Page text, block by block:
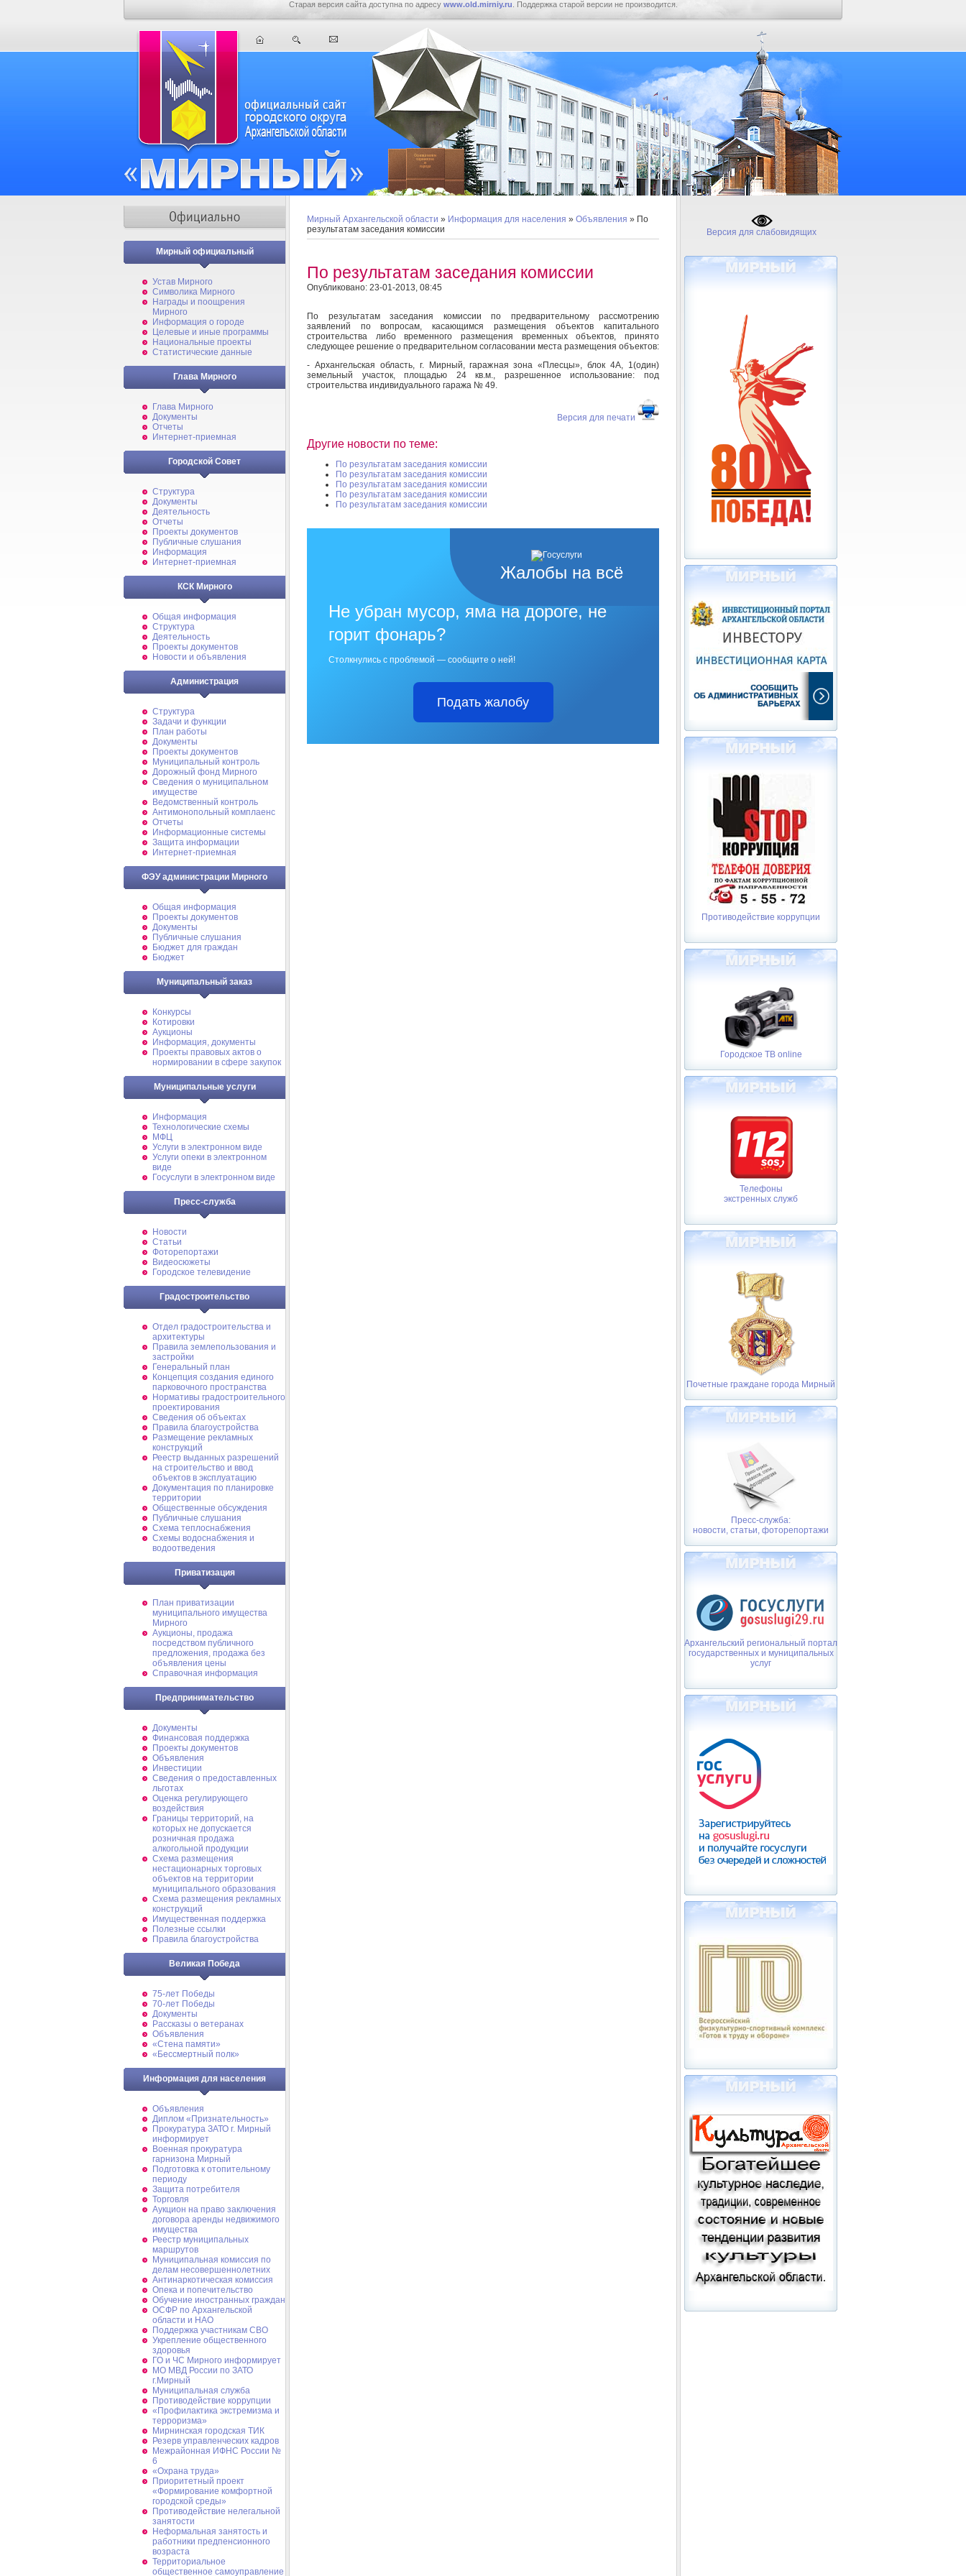
Старая версия сайта доступна по адресу www.old.mirniy.ru . Поддержка старой версии не производится.
Мирный официальный
Устав Мирного
Символика Мирного
Награды и поощрения
Мирного
Информация о городе
Целевые и иные программы
Национальные проекты
Статистические данные
Глава Мирного
Глава Мирного
Документы
Отчеты
Интернет-приемная
Городской Совет
Структура
Документы
Деятельность
Отчеты
Проекты документов
Публичные слушания
Информация
Интернет-приемная
КСК Мирного
Общая информация
Структура
Деятельность
Проекты документов
Новости и объявления
Администрация
Структура
Задачи и функции
План работы
Документы
Проекты документов
Муниципальный контроль
Дорожный фонд Мирного
Cведения о муниципальном
имуществе
Ведомственный контроль
Антимонопольный комплаенс
Отчеты
Информационные системы
Защита информации
Интернет-приемная
ФЭУ администрации Мирного
Общая информация
Проекты документов
Документы
Публичные слушания
Бюджет для граждан
Бюджет
Муниципальный заказ
Конкурсы
Котировки
Аукционы
Информация, документы
Проекты правовых актов о
нормировании в сфере закупок
Муниципальные услуги
Информация
Технологические схемы
МФЦ
Услуги в электронном виде
Услуги опеки в электронном
виде
Госуслуги в электронном виде
Пресс-служба
Новости
Статьи
Фоторепортажи
Видеосюжеты
Городское телевидение
Градостроительство
Отдел градостроительства и
архитектуры
Правила землепользования и
застройки
Генеральный план
Концепция создания единого
парковочного пространства
Нормативы градостроительного
проектирования
Сведения об объектах
Правила благоустройства
Размещение рекламных
конструкций
Реестр выданных разрешений
на строительство и ввод
объектов в эксплуатацию
Документация по планировке
территории
Общественные обсуждения
Публичные слушания
Схема теплоснабжения
Схемы водоснабжения и
водоотведения
Приватизация
План приватизации
муниципального имущества
Мирного
Аукционы, продажа
посредством публичного
предложения, продажа без
объявления цены
Справочная информация
Предпринимательство
Документы
Финансовая поддержка
Проекты документов
Объявления
Инвестиции
Сведения о предоставленных
льготах
Оценка регулирующего
воздействия
Границы территорий, на
которых не допускается
розничная продажа
алкогольной продукции
Схема размещения
нестационарных торговых
объектов на территории
муниципального образования
Схема размещения рекламных
конструкций
Имущественная поддержка
Полезные ссылки
Правила благоустройства
Великая Победа
75-лет Победы
70-лет Победы
Документы
Рассказы о ветеранах
Объявления
«Стена памяти»
«Бессмертный полк»
Информация для населения
Объявления
Диплом «Признательность»
Прокуратура ЗАТО г. Мирный
информирует
Военная прокуратура
гарнизона Мирный
Подготовка к отопительному
периоду
Защита потребителя
Торговля
Аукцион на право заключения
договора аренды недвижимого
имущества
Реестр муниципальных
маршрутов
Муниципальная комиссия по
делам несовершеннолетних
Антинаркотическая комиссия
Опека и попечительство
Обучение иностранных граждан
ОСФР по Архангельской
области и НАО
Поддержка участникам СВО
Укрепление общественного
здоровья
ГО и ЧС Мирного информирует
МО МВД России по ЗАТО
г.Мирный
Муниципальная cлужба
Противодействие коррупции
«Профилактика экстремизма и
терроризма»
Мирнинская городская ТИК
Резерв управленческих кадров
Межрайонная ИФНС России №
6
«Охрана труда»
Приоритетный проект
«Формирование комфортной
городской среды»
Противодействие нелегальной
занятости
Неформальная занятость и
работники предпенсионного
возраста
Территориальное
общественное самоуправление
Мирный Архангельской области » Информация для населения » Объявления » По
результатам заседания комиссии
По результатам заседания комиссии
Опубликовано: 23-01-2013, 08:45
По результатам заседания комиссии по предварительному рассмотрению
заявлений по вопросам, касающимся размещения объектов капитального
строительства либо временного размещения временных объектов, принято
следующее решение о предварительном согласовании места размещения объектов:
- Архангельская область, г. Мирный, гаражная зона «Плесцы», блок 4А, 1(один)
земельный участок, площадью 24 кв.м., разрешенное использование: под
строительства индивидуального гаража № 49.
Версия для печати
Другие новости по теме:
По результатам заседания комиссии
По результатам заседания комиссии
По результатам заседания комиссии
По результатам заседания комиссии
По результатам заседания комиссии
Жалобы на всё
Не убран мусор, яма на дороге, не
горит фонарь?
Столкнулись с проблемой — сообщите о ней!
Подать жалобу
Версия для слабовидящих
Противодействие коррупции
Городское ТВ online
Телефоны
экстренных служб
Почетные граждане города Мирный
Пресс-служба:
новости, статьи, фоторепортажи
Архангельский региональный портал
государственных и муниципальных
услуг